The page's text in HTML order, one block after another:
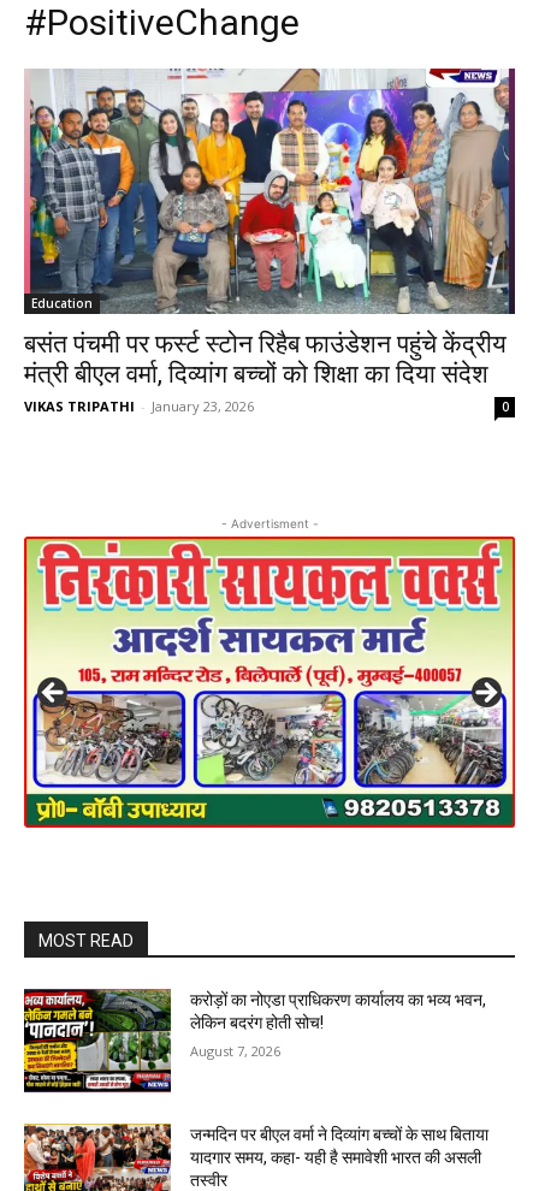
#PositiveChange
Education
बसंत पंचमी पर फर्स्ट स्टोन रिहैब फाउंडेशन पहुंचे केंद्रीय
मंत्री बीएल वर्मा, दिव्यांग बच्चों को शिक्षा का दिया संदेश
VIKAS TRIPATHI - January 23, 2026 0
- Advertisment -
MOST READ
करोड़ों का नोएडा प्राधिकरण कार्यालय का भव्य भवन,
लेकिन बदरंग होती सोच!
August 7, 2026
जन्मदिन पर बीएल वर्मा ने दिव्यांग बच्चों के साथ बिताया
यादगार समय, कहा- यही है समावेशी भारत की असली
तस्वीर